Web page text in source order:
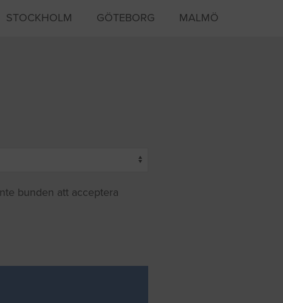
STOCKHOLM GÖTEBORG MALMÖ
bunden att acceptera